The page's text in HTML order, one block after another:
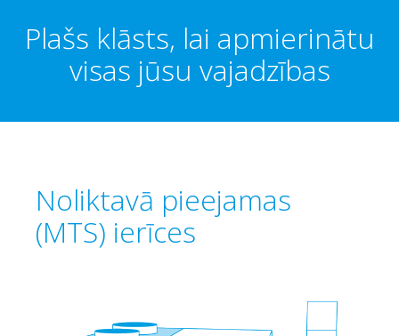
Plašs klāsts, lai apmierinātu
visas jūsu vajadzības
Noliktavā pieejamas
(MTS) ierīces